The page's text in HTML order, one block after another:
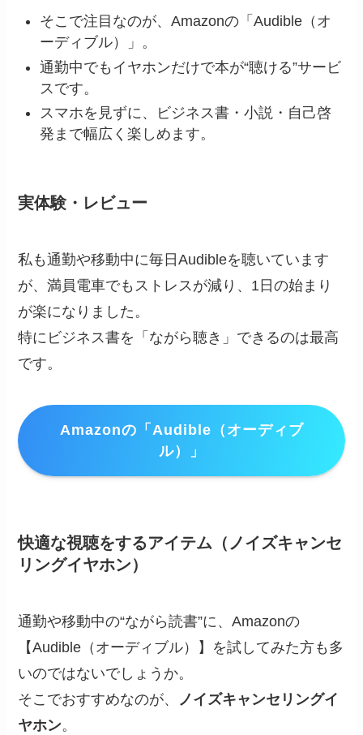
そこで注目なのが、Amazonの「Audible（オ
ーディブル）」。
通勤中でもイヤホンだけで本が“聴ける”サービ
スです。
スマホを見ずに、ビジネス書・小説・自己啓
発まで幅広く楽しめます。
実体験・レビュー
私も通勤や移動中に毎日Audibleを聴いています
が、満員電車でもストレスが減り、1日の始まり
が楽になりました。
特にビジネス書を「ながら聴き」できるのは最高
です。
Amazonの「Audible（オーディブ
ル）」
快適な視聴をするアイテム（ ノイズキャンセ
リングイヤホン）
通勤や移動中の“ながら読書”に、Amazonの
【Audible（オーディブル）】を試してみた方も多
いのではないでしょうか。
そこでおすすめなのが、
ノイズキャンセリングイ
ヤホン。